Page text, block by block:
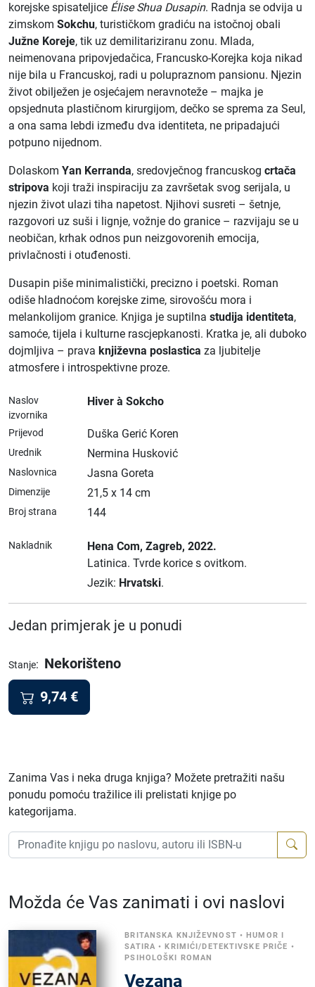
korejske spisateljice Élise Shua Dusapin. Radnja se odvija u
zimskom Sokchu, turističkom gradiću na istočnoj obali
Južne Koreje, tik uz demilitariziranu zonu. Mlada,
neimenovana pripovjedačica, Francusko-Korejka koja nikad
nije bila u Francuskoj, radi u polupraznom pansionu. Njezin
život obilježen je osjećajem neravnoteže – majka je
opsjednuta plastičnom kirurgijom, dečko se sprema za Seul,
a ona sama lebdi između dva identiteta, ne pripadajući
potpuno nijednom.
Dolaskom Yan Kerranda, sredovječnog francuskog crtača
stripova koji traži inspiraciju za završetak svog serijala, u
njezin život ulazi tiha napetost. Njihovi susreti – šetnje,
razgovori uz suši i lignje, vožnje do granice – razvijaju se u
neobičan, krhak odnos pun neizgovorenih emocija,
privlačnosti i otuđenosti.
Dusapin piše minimalistički, precizno i poetski. Roman
odiše hladnoćom korejske zime, sirovošću mora i
melankolijom granice. Knjiga je suptilna studija identiteta,
samoće, tijela i kulturne rascjepkanosti. Kratka je, ali duboko
dojmljiva – prava književna poslastica za ljubitelje
atmosfere i introspektivne proze.
Naslov
izvornika
Hiver à Sokcho
Prijevod Duška Gerić Koren
Urednik Nermina Husković
Naslovnica Jasna Goreta
Dimenzije 21,5 x 14 cm
Broj strana 144
Nakladnik Hena Com, Zagreb, 2022.
Latinica. Tvrde korice s ovitkom.
Jezik: Hrvatski.
Jedan primjerak je u ponudi
Stanje: Nekorišteno
9,74 €
Zanima Vas i neka druga knjiga? Možete pretražiti našu
ponudu pomoću tražilice ili prelistati knjige po
kategorijama.
Možda će Vas zanimati i ovi naslovi
BRITANSKA KNJIŽEVNOST •HUMOR I
SATIRA •KRIMIĆI/DETEKTIVSKE PRIČE •
PSIHOLOŠKI ROMAN
Vezana